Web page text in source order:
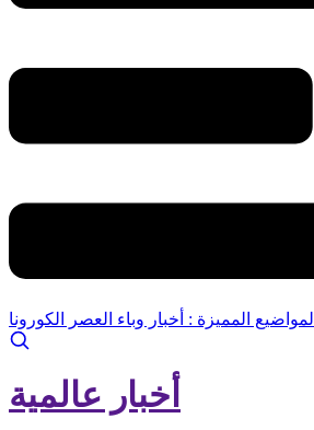
المواضيع المميزة : أخبار وباء العصر الكورونا
أخبار عالمية